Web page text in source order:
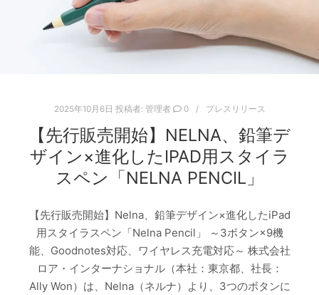
2025年10月6日 投稿者: 管理者 0 プレスリリース
【先行販売開始】NELNA、鉛筆デ
ザイン×進化したIPAD用スタイラ
スペン「NELNA PENCIL」
【先行販売開始】Nelna、鉛筆デザイン×進化したiPad
用スタイラスペン「Nelna Pencil」 ～3ボタン×9機
能、Goodnotes対応、ワイヤレス充電対応～ 株式会社
ロア・インターナショナル（本社：東京都、社長：
Ally Won）は、Nelna（ネルナ）より、3つのボタンに